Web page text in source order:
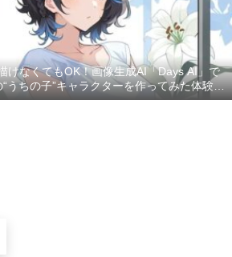
けなくてもOK！画像生成AI「Days AI」で
“うちの子”キャラクターを作ってみた体験レ
ポ